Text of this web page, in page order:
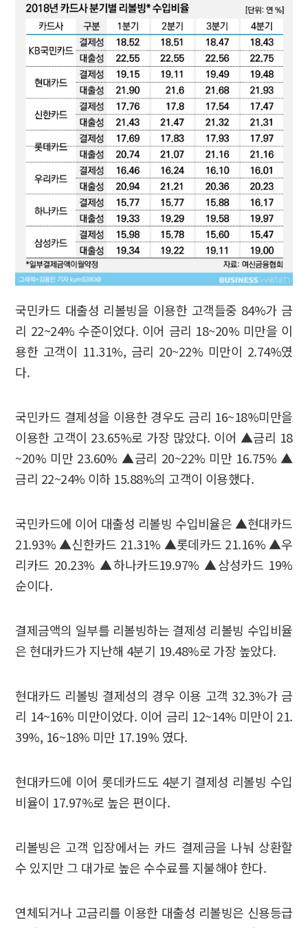
국민카드 대출성 리볼빙을 이용한 고객들중 84%가 금
리 22~24% 수준이었다. 이어 금리 18~20% 미만을 이
용한 고객이 11.31%, 금리 20~22% 미만이 2.74%였
다.
국민카드 결제성을 이용한 경우도 금리 16~18%미만을
이용한 고객이 23.65%로 가장 많았다. 이어 ▲금리 18
~20% 미만 23.60% ▲금리 20~22% 미만 16.75% ▲
금리 22~24% 이하 15.88%의 고객이 이용했다.
국민카드에 이어 대출성 리볼빙 수입비율은 ▲현대카드
21.93% ▲신한카드 21.31% ▲롯데카드 21.16% ▲우
리카드 20.23% ▲하나카드19.97% ▲삼성카드 19%
순이다.
결제금액의 일부를 리볼빙하는 결제성 리볼빙 수입비율
은 현대카드가 지난해 4분기 19.48%로 가장 높았다.
현대카드 리볼빙 결제성의 경우 이용 고객 32.3%가 금
리 14~16% 미만이었다. 이어 금리 12~14% 미만이 21.
39%, 16~18% 미만 17.19% 였다.
현대카드에 이어 롯데카드도 4분기 결제성 리볼빙 수입
비율이 17.97%로 높은 편이다.
리볼빙은 고객 입장에서는 카드 결제금을 나눠 상환할
수 있지만 그 대가로 높은 수수료를 지불해야 한다.
연체되거나 고금리를 이용한 대출성 리볼빙은 신용등급